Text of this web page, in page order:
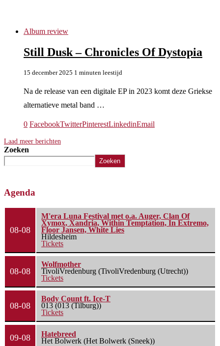
Album review
Still Dusk – Chronicles Of Dystopia
15 december 2025 1 minuten leestijd
Na de release van een digitale EP in 2023 komt deze Griekse
alternatieve metal band …
0 FacebookTwitterPinterestLinkedinEmail
Laad meer berichten
Zoeken
Zoeken
Agenda
08-08
M'era Luna Festival met o.a. Auger, Clan Of
Xymox, Xandria, Within Temptation, In Extremo,
Floor Jansen, White Lies
Hildesheim
Tickets
08-08
Wolfmother
TivoliVredenburg (TivoliVredenburg (Utrecht))
Tickets
08-08
Body Count ft. Ice-T
013 (013 (Tilburg))
Tickets
09-08
Hatebreed
Het Bolwerk (Het Bolwerk (Sneek))